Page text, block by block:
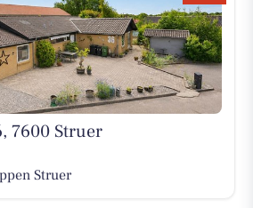
7600 Struer
Struer